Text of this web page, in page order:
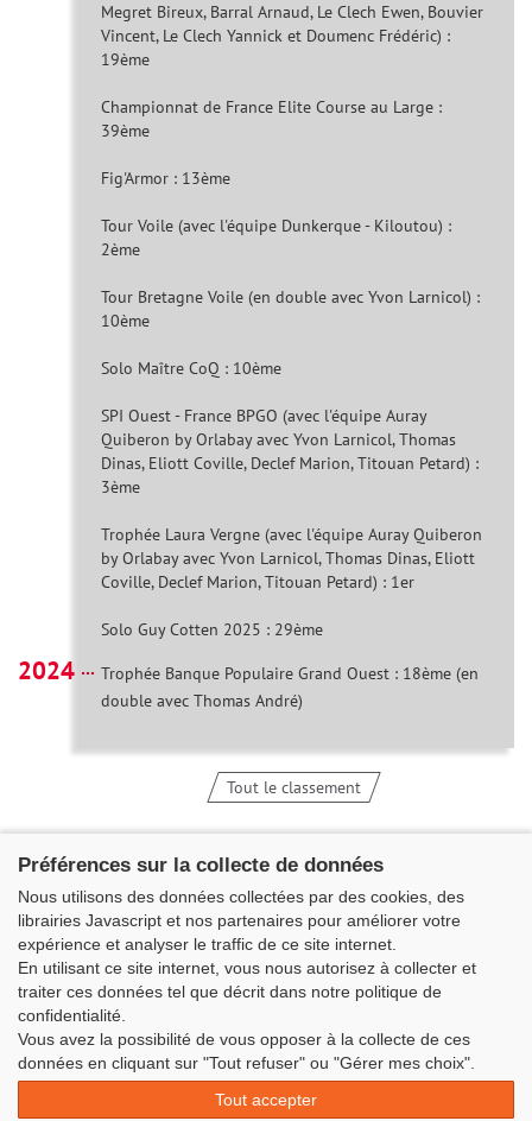
Megret Bireux, Barral Arnaud, Le Clech Ewen, Bouvier
Vincent, Le Clech Yannick et Doumenc Frédéric) :
19ème
Championnat de France Elite Course au Large :
39ème
Fig'Armor : 13ème
Tour Voile (avec l'équipe Dunkerque - Kiloutou) :
2ème
Tour Bretagne Voile (en double avec Yvon Larnicol) :
10ème
Solo Maître CoQ : 10ème
SPI Ouest - France BPGO (avec l'équipe Auray
Quiberon by Orlabay avec Yvon Larnicol, Thomas
Dinas, Eliott Coville, Declef Marion, Titouan Petard) :
3ème
Trophée Laura Vergne (avec l'équipe Auray Quiberon
by Orlabay avec Yvon Larnicol, Thomas Dinas, Eliott
Coville, Declef Marion, Titouan Petard) : 1er
Solo Guy Cotten 2025 : 29ème
2024
Trophée Banque Populaire Grand Ouest : 18ème (en
double avec Thomas André)
Tout le classement
Classe Figaro Beneteau - Maison des skippers - N°1 Terre-Plein du
Sous-Marin Papin
La Base 56100 LORIENT -06 11 73 13 35
Préférences sur la collecte de données
Nous utilisons des données collectées par des cookies, des
librairies Javascript et nos partenaires pour améliorer votre
expérience et analyser le traffic de ce site internet.
En utilisant ce site internet, vous nous autorisez à collecter et
traiter ces données tel que décrit dans notre politique de
confidentialité.
Vous avez la possibilité de vous opposer à la collecte de ces
données en cliquant sur "Tout refuser" ou "Gérer mes choix".
Tout accepter